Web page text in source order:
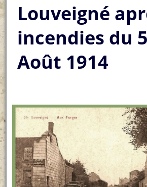
Louveigné
incendies du
Août 1914